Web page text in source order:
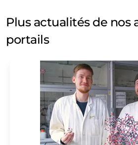
Plus actualités de nos
portails